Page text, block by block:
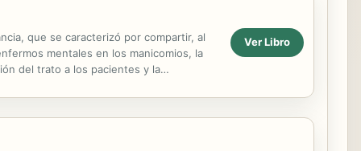
que se caracterizó por compartir, al
mentales en los manicomios, la
del trato a los pacientes y la
Ver Libro